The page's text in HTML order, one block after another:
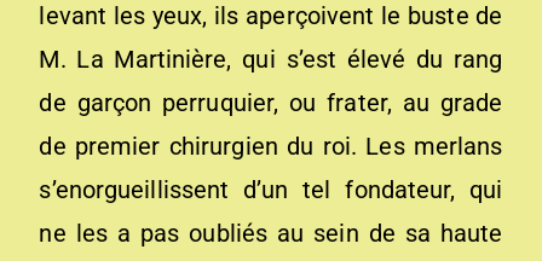
levant les yeux, ils aperçoivent le buste de
M. La Martinière, qui s’est élevé du rang
de garçon perruquier, ou frater, au grade
de premier chirurgien du roi. Les merlans
s’enorgueillissent d’un tel fondateur, qui
ne les a pas oubliés au sein de sa haute